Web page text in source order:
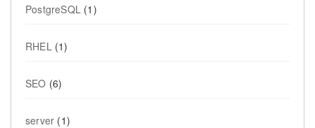
PostgreSQL (1)
RHEL (1)
SEO (6)
server (1)